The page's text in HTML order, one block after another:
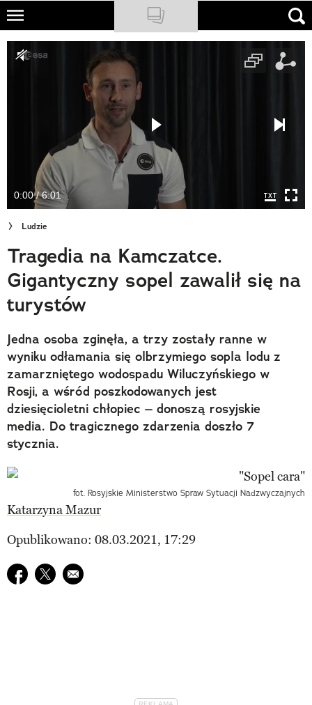
Skip
main
NATIONAL GEOGRAPHIC
Newsletter
Cuda Polski
Wielki Konkurs Fotograficzny
Trendbook Podróżniczy
Polecane
0:00 / 6:01
Ludzie
Tragedia na Kamczatce.
Gigantyczny sopel zawalił się na
turystów
Jedna osoba zginęła, a trzy zostały ranne w
wyniku odłamania się olbrzymiego sopla lodu z
zamarzniętego wodospadu Wiluczyńskiego w
Rosji, a wśród poszkodowanych jest
dziesięcioletni chłopiec – donoszą rosyjskie
media. Do tragicznego zdarzenia doszło 7
stycznia.
fot. Rosyjskie Ministerstwo Spraw Sytuacji Nadzwyczajnych
Katarzyna Mazur
Opublikowano: 08.03.2021, 17:29
Udostępnij na facebook
Udostępnij na twitter
E-mail do przyjaciela